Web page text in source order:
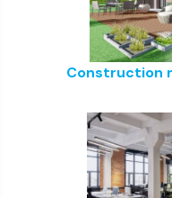
Construction